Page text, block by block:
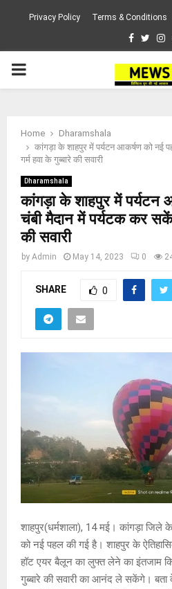
Privacy Policy Terms & Conditions
PRIMARY
Home
Dharamshala
कांगड़ा के शाहपुर में पर्यटन आकर्षण को नई
गर्म हवा के गुब्बारे की सवारी
Dharamshala
कांगड़ा के शाहपुर में पर्यटन
चंबी मैदान में पर्यटक कर
की सवारी
by Admin May 14, 2023 0
SHARE 0
शाहपुर(धर्मशाला), 14 मई। कांगड़ा जिले
को नई पहल की गई है। शाहपुर के
हॉट एयर बैलून का लुफ्त लेने का इंतजाम
गुब्बारे की सवारी का आनंद ले सकेंगे। बता